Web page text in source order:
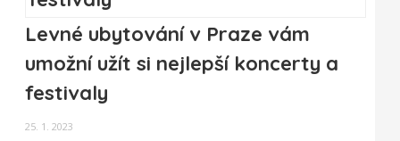
Levné ubytování v Praze vám
umožní užít si nejlepší koncerty a
festivaly
25. 1. 2023